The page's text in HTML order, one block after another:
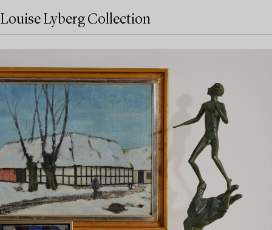
Louise Lyberg Collection